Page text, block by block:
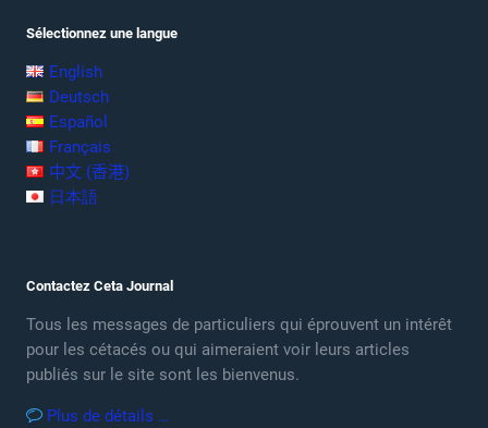
Sélectionnez une langue
English
Deutsch
Español
Français
中文 (香港)
日本語
Contactez Ceta Journal
Tous les messages de particuliers qui éprouvent un intérêt
pour les cétacés ou qui aimeraient voir leurs articles
publiés sur le site sont les bienvenus.
Plus de détails …